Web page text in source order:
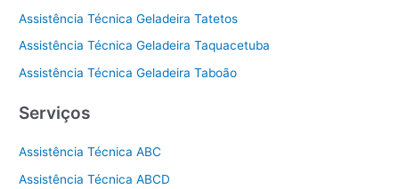
Assistência Técnica Geladeira Tatetos
Assistência Técnica Geladeira Taquacetuba
Assistência Técnica Geladeira Taboão
Serviços
Assistência Técnica ABC
Assistência Técnica ABCD